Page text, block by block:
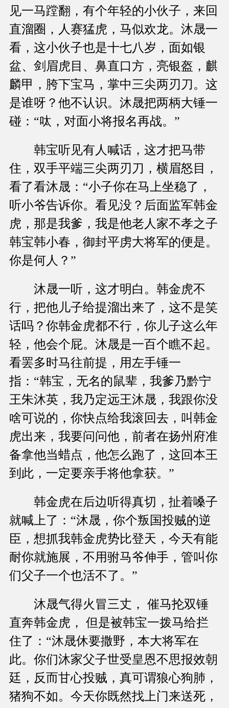
见一马蹚翻，有个年轻的小伙子，来回
直溜圈，人赛猛虎，马似欢龙。沐晟一
看，这小伙子也是十七八岁，面如银
盆、剑眉虎目、鼻直口方，亮银盔，麒
麟甲，胯下宝马，掌中三尖两刃刀。这
是谁呀？他不认识。沐晟把两柄大锤一
碰：“呔，对面小将报名再战。”
韩宝听见有人喊话，这才把马带
住，双手平端三尖两刃刀，横眉怒目，
看了看沐晟：“小子你在马上坐稳了，
听小爷告诉你。看见没？后面监军韩金
虎，那是我爹，我是他老人家不孝之子
韩宝韩小春，御封平虏大将军的便是。
你是何人？”
沐晟一听，这才明白。韩金虎不
行，把他儿子给提溜出来了，这不是笑
话吗？你韩金虎都不行，你儿子这么年
轻，他会个屁。沐晟是一百个瞧不起。
看罢多时马往前提，用左手锤一
指：“韩宝，无名的鼠辈，我爹乃黔宁
王朱沐英，我乃定远王沐晟，我跟你没
啥可说的，你快点给我滚回去，叫韩金
虎出来，我要问问他，前者在扬州府准
备拿他当蜡点，他怎么跑了，这回本王
到此，一定要亲手将他拿获。”
韩金虎在后边听得真切，扯着嗓子
就喊上了：“沐晟，你个叛国投贼的逆
臣，想抓我韩金虎势比登天，今天有能
耐你就施展，不用驸马爷伸手，管叫你
们父子一个也活不了。”
沐晟气得火冒三丈， 催马抡双锤
直奔韩金虎， 但是被韩宝一拨马给拦
住了：“沐晟休要撒野，本大将军在
此。你们沐家父子世受皇恩不思报效朝
廷，反而甘心投贼，真可谓狼心狗肺，
猪狗不如。今天你既然找上门来送死，